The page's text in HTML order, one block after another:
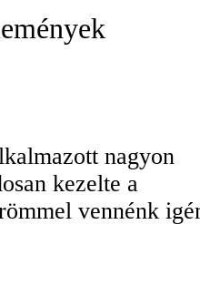
nagyon
kezelte a